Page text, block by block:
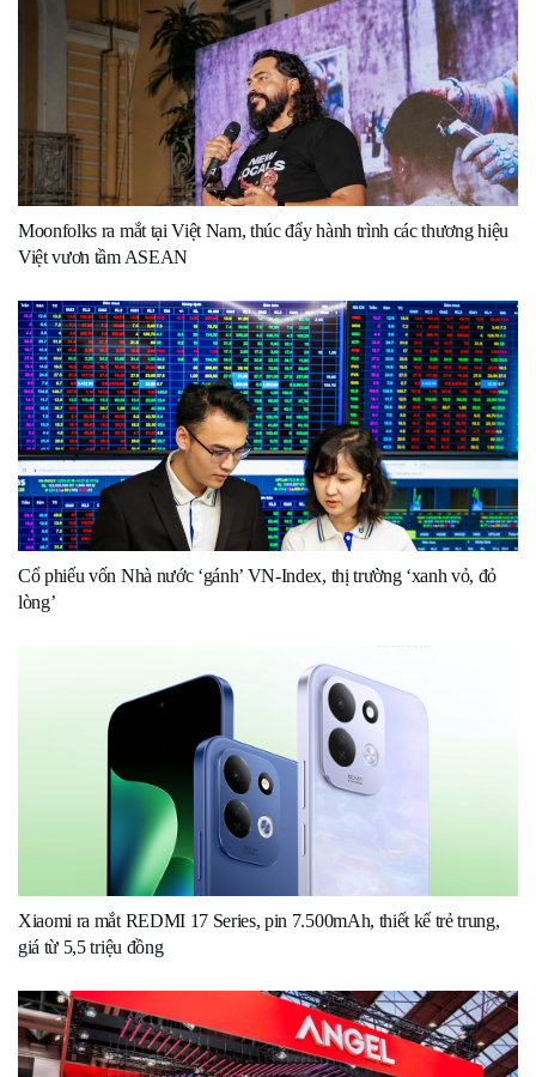
Moonfolks ra mắt tại Việt Nam, thúc đẩy hành trình các thương hiệu
Việt vươn tầm ASEAN
Cổ phiếu vốn Nhà nước ‘gánh’ VN-Index, thị trường ‘xanh vỏ, đỏ
lòng’
Xiaomi ra mắt REDMI 17 Series, pin 7.500mAh, thiết kế trẻ trung,
giá từ 5,5 triệu đồng